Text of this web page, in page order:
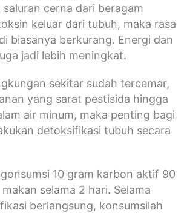
cerna dari beragam
keluar dari tubuh, maka rasa
biasanya berkurang. Energi dan
jadi lebih meningkat.
sekitar sudah tercemar,
yang sarat pestisida hingga
air minum, maka penting bagi
detoksifikasi tubuh secara
10 gram karbon aktif 90
selama 2 hari. Selama
berlangsung, konsumsilah